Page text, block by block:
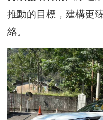
推動的目標，建構更
絡。